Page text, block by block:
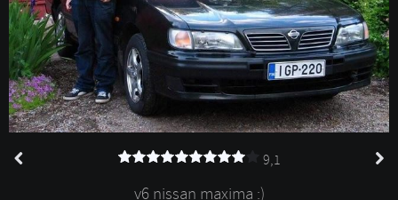
9,1
v6 nissan maxima :)